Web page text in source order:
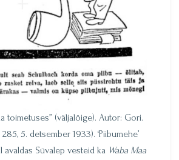
toimetuses” (väljalõige). Autor: Gori.
285, 5. detsember 1933). ‘Piibumehe’
avaldas Süvalep vesteid ka Waba Maa